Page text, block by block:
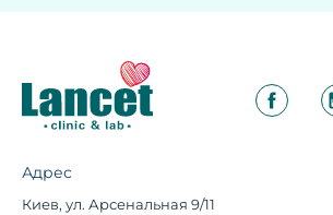
Адрес
Киев, ул. Арсенальная 9/11